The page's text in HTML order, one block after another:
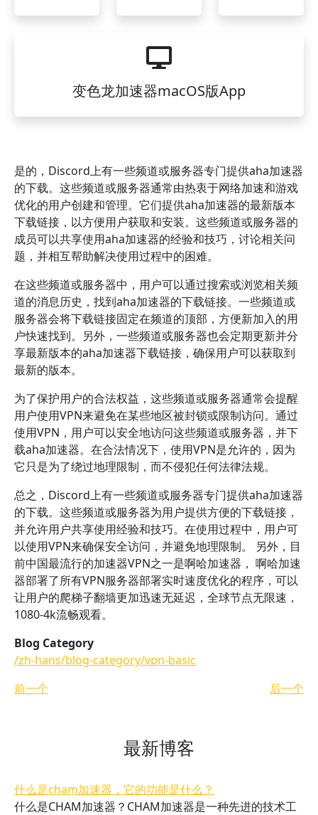
变色龙加速器macOS版App
是的，Discord上有一些频道或服务器专门提供aha加速器
的下载。这些频道或服务器通常由热衷于网络加速和游戏
优化的用户创建和管理。它们提供aha加速器的最新版本
下载链接，以方便用户获取和安装。这些频道或服务器的
成员可以共享使用aha加速器的经验和技巧，讨论相关问
题，并相互帮助解决使用过程中的困难。
在这些频道或服务器中，用户可以通过搜索或浏览相关频
道的消息历史，找到aha加速器的下载链接。一些频道或
服务器会将下载链接固定在频道的顶部，方便新加入的用
户快速找到。另外，一些频道或服务器也会定期更新并分
享最新版本的aha加速器下载链接，确保用户可以获取到
最新的版本。
为了保护用户的合法权益，这些频道或服务器通常会提醒
用户使用VPN来避免在某些地区被封锁或限制访问。通过
使用VPN，用户可以安全地访问这些频道或服务器，并下
载aha加速器。在合法情况下，使用VPN是允许的，因为
它只是为了绕过地理限制，而不侵犯任何法律法规。
总之，Discord上有一些频道或服务器专门提供aha加速器
的下载。这些频道或服务器为用户提供方便的下载链接，
并允许用户共享使用经验和技巧。在使用过程中，用户可
以使用VPN来确保安全访问，并避免地理限制。 另外，目
前中国最流行的加速器VPN之一是啊哈加速器， 啊哈加速
器部署了所有VPN服务器部署实时速度优化的程序，可以
让用户的爬梯子翻墙更加迅速无延迟，全球节点无限速，
1080-4k流畅观看。
Blog Category
/zh-hans/blog-category/vpn-basic
前一个
后一个
最新博客
什么是cham加速器，它的功能是什么？
什么是CHAM加速器？CHAM加速器是一种先进的技术工